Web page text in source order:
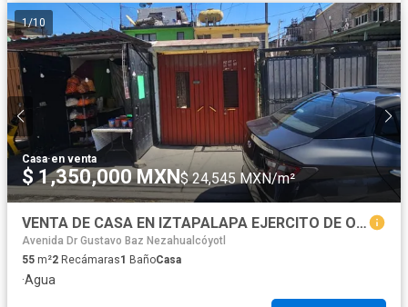
1/10
Casa·en venta
$ 1,350,000 MXN$ 24,545 MXN/m²
VENTA DE CASA EN IZTAPALAPA EJERCITO DE ORIENTE
Avenida Dr Gustavo Baz Nezahualcóyotl
55 m²2 Recámaras1 BañoCasa
·Agua